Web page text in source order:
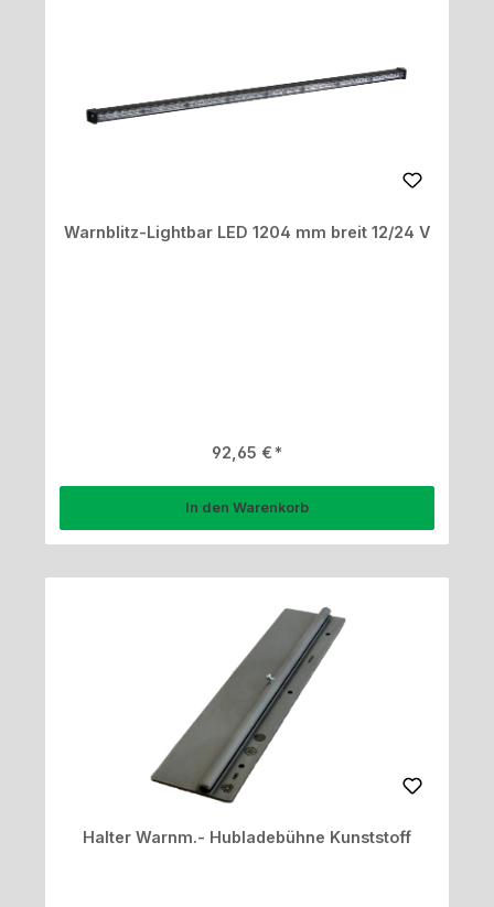
Warnblitz-Lightbar LED 1204 mm breit 12/24 V
Regulärer Preis:
92,65 €
In den Warenkorb
Halter Warnm.- Hubladebühne Kunststoff